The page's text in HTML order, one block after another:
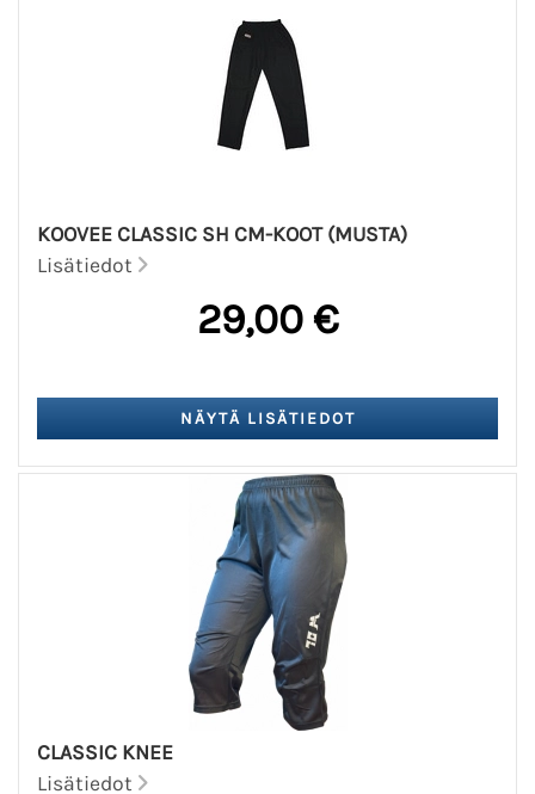
KOOVEE CLASSIC SH CM-KOOT (MUSTA)
Lisätiedot
29,00 €
CLASSIC KNEE
Lisätiedot